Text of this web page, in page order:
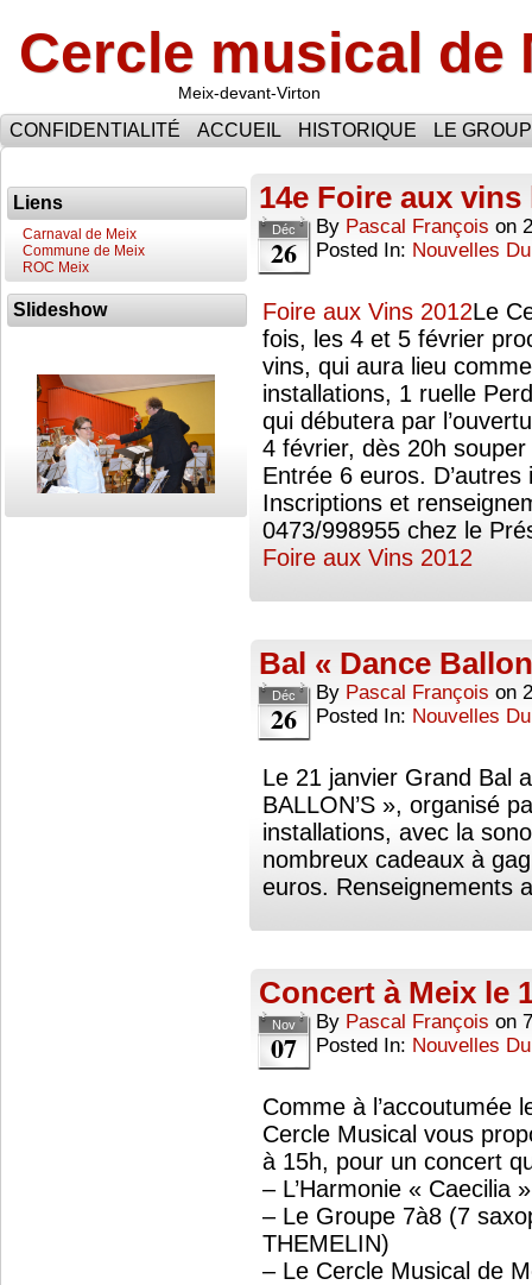
Cercle musical de
Meix-devant-Virton
CONFIDENTIALITÉ ACCUEIL HISTORIQUE LE
Liens
Carnaval de Meix
Commune de Meix
ROC Meix
Slideshow
14e Foire aux
Déc
26
By Pascal François on
Posted In: Nouvelles
Foire aux Vins 2012Le
fois, les 4 et 5 février
vins, qui aura lieu
installations, 1 ruelle
qui débutera par
4 février, dès 20h
Entrée 6 euros.
Inscriptions et
0473/998955 chez le
Foire aux Vins 2012
Bal « Dance
Déc
26
By Pascal François on
Posted In: Nouvelles
Le 21 janvier Grand Bal
BALLON’S », organisé
installations, avec la
nombreux cadeaux à
euros. Renseignements
Concert à Meix le
Nov
07
By Pascal François on
Posted In: Nouvelles
Comme à l’accoutumée
Cercle Musical vous
à 15h, pour un concert
– L’Harmonie « Caecilia
– Le Groupe 7à8 (7
THEMELIN)
– Le Cercle Musical de